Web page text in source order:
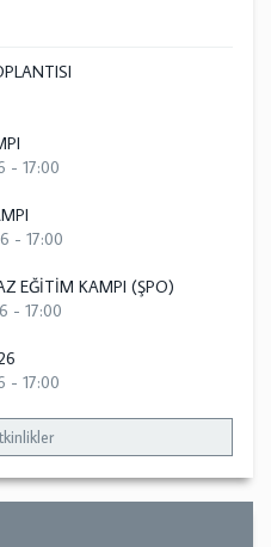
- 17:00
- 17:00
EĞİTİM KAMPI (ŞPO)
- 17:00
- 17:00